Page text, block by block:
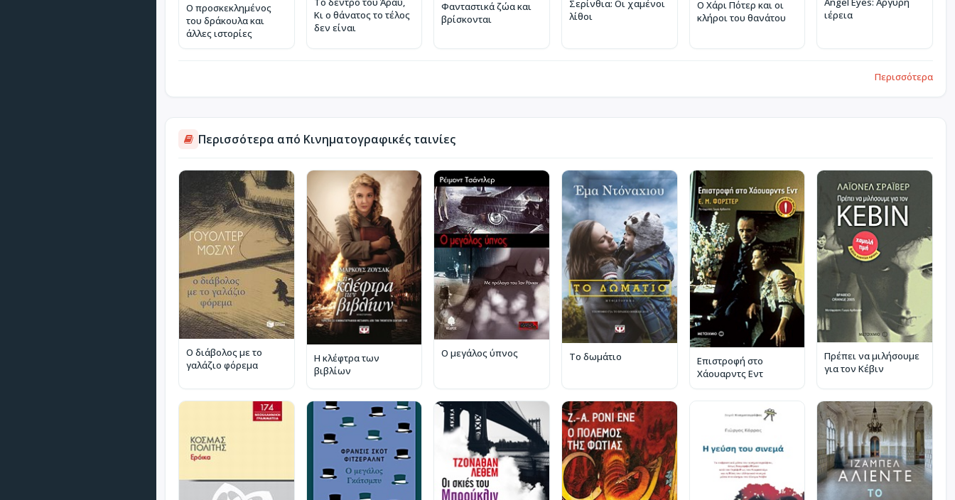
Ο προσκεκλημένος
του δράκουλα και
άλλες ιστορίες
Κι ο θάνατος το τέλος
δεν είναι
Φανταστικά ζώα και
βρίσκονται
Σερίνθια: Οι χαμένοι
λίθοι
Ο Χάρι Πότερ και οι
κλήροι του θανάτου
ιέρεια
Περισσότερα
Περισσότερα από Κινηματογραφικές ταινίες
Ο διάβολος με το
γαλάζιο φόρεμα
Η κλέφτρα των
βιβλίων
Ο μεγάλος ύπνος Το δωμάτιο
Επιστροφή στο
Χάουαρντς Εντ
Πρέπει να μιλήσουμε
για τον Κέβιν